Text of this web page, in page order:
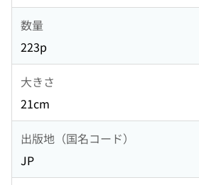
数量
223p
大きさ
21cm
出版地（国名コード）
JP